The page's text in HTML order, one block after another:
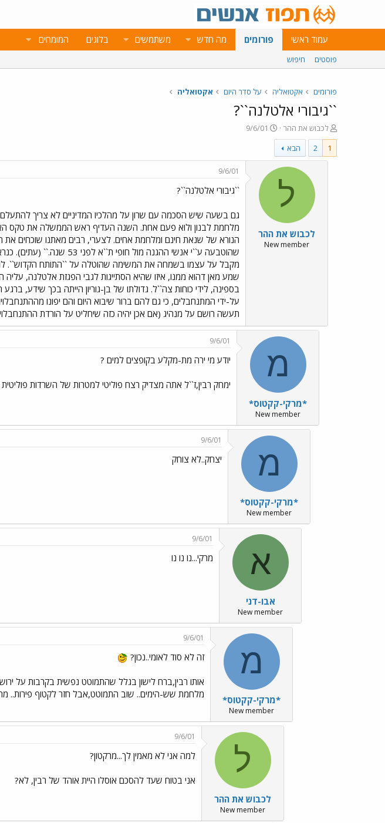
עמוד ראשי פורומים מה חדש משתמשים בלוגים המומחים
פוסטים חיפוש
פורומים אקטואליה על סדר היום אקטואליה
``גיבורי אלטלנה``?
פ
ו
ת
ח
לכבוש את ההר
פ
ס
ב
ר
ך
9/6/01
1
2 הבא
ל
לכבוש את ההר
New member
9/6/01
``גיבורי אלטלנה``?
גם בשעה שיש הסכמה עם שרון על מהלכיו המדיניים לא צריך להתעלם
מלחמת לבנון ולוא פעם אחת. השנה העדיף ראש הממשלה את טקס
שהוטבעה ע``י אנשי
מקבל על עצמו בשמחה את המשימה שהוטלה על ``התותח הקדוש``.
שמע מאן דהוא ממנו, איזו שהיא הסתייגות לגבי הפגזת אלטלנה,
בספינה, לידי כוחות צה``ל. גדולתו של בן-גוריון הייתה בכך שידע,
על-ידי המתנחבלים, כי גם להם ברור שיבוא היום והם יפונו
תעשה רושם על מנהיג (אם אכן יהיה כזה שיחליט על הורדת
מ
*מרקי-קקטוס*
New member
9/6/01
יודע מי ירה מת-מקלע בקופצים למים ?
ימחק רבין,ז``ל אתה מצדיק רצח פוליטי למטרות של השרדות
מ
*מרקי-קקטוס*
New member
9/6/01
יצחק..לא צוחק
א
אבו-דני
New member
9/6/01
מרקי...נו נו נו
מ
*מרקי-קקטוס*
New member
9/6/01
זה לא סוד לאומי..נכון?
מלחמת שש-הימים.. שוב התמוטט,אבל חזר לקטוף פירות..
ל
לכבוש את ההר
New member
9/6/01
למה אני לא מאמין לך...מרקטון?
אני בטוח שעד להסכם אוסלו היית אוהד של רבין, לא?